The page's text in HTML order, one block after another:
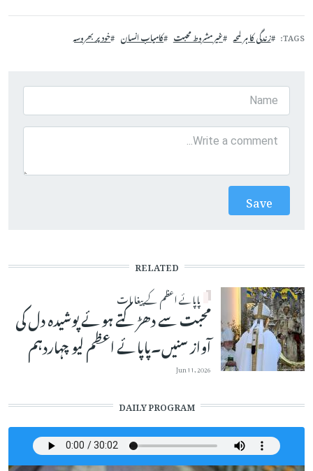
TAGS زندگی کا ہر لمحہ غیر مشروط محبت کامیاب انسان خود پر بھروسہ
RELATED
پاپائے اعظم کے پیغامات
محبت سے دھڑکتے ہوئے پوشیدہ دل کی
آواز سنیں۔پاپائے اعظم لیو چہاردہم
Jun 11, 2026
DAILY PROGRAM